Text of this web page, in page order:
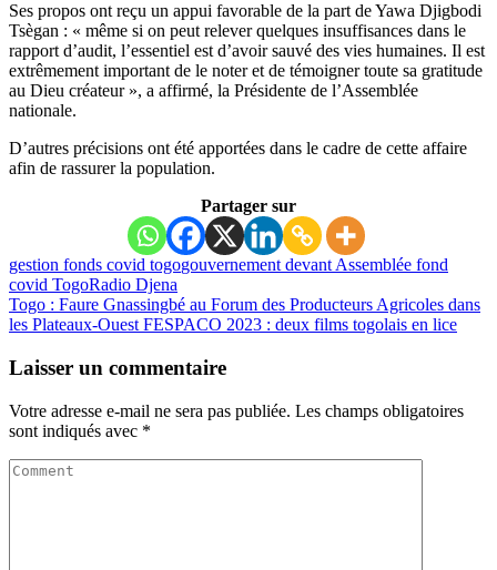
Ses propos ont reçu un appui favorable de la part de Yawa Djigbodi
Tsègan : « même si on peut relever quelques insuffisances dans le
rapport d’audit, l’essentiel est d’avoir sauvé des vies humaines. Il est
extrêmement important de le noter et de témoigner toute sa gratitude
au Dieu créateur », a affirmé, la Présidente de l’Assemblée
nationale.
D’autres précisions ont été apportées dans le cadre de cette affaire
afin de rassurer la population.
Partager sur
gestion fonds covid togogouvernement devant Assemblée fond
covid TogoRadio Djena
Togo : Faure Gnassingbé au Forum des Producteurs Agricoles dans
les Plateaux-Ouest FESPACO 2023 : deux films togolais en lice
Laisser un commentaire
Votre adresse e-mail ne sera pas publiée. Les champs obligatoires
sont indiqués avec *